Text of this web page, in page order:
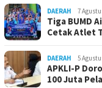
DAERAH 7
Tiga BUMD
Cetak Atlet
DAERAH 5
APKLI-P
100 Juta